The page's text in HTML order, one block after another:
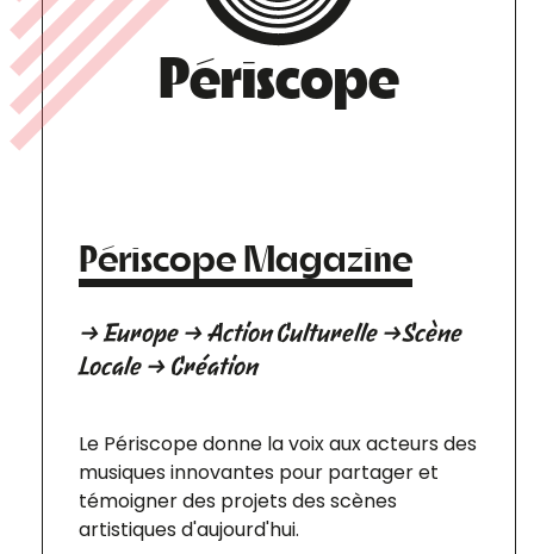
Périscope
Périscope Magazine
→ Europe → Action Culturelle →Scène
Locale → Création
Le Périscope donne la voix aux acteurs des
musiques innovantes pour partager et
témoigner des projets des scènes
artistiques d'aujourd'hui.